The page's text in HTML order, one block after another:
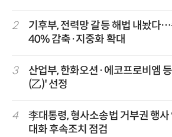
2
기후부, 전력망 갈등 해법 내놨다
40% 감축·지중화 확대
3
산업부, 한화오션·에코프로비엠
(乙)' 선정
4
李대통령, 형사소송법 거부권 행
대화 후속조치 점검